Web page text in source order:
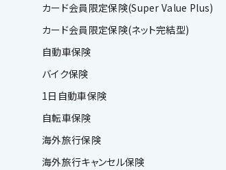
カード会員限定保険(Super Value Plus)
カード会員限定保険(ネット完結型)
自動車保険
バイク保険
1日自動車保険
自転車保険
海外旅行保険
海外旅行キャンセル保険